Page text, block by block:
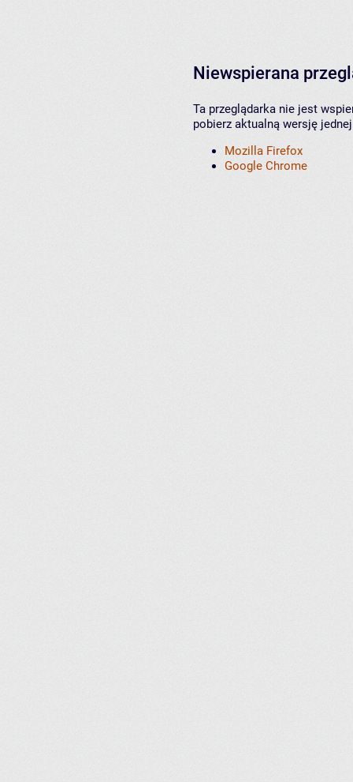
Niewspierana
Ta przeglądarka nie jest
pobierz aktualną wersję
Mozilla Firefox
Google Chrome